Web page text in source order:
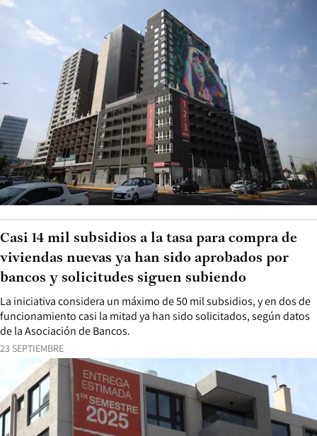
23 SEPTIEMBRE
La iniciativa considera un máximo de 50 mil subsidios, y en dos de
funcionamiento casi la mitad ya han sido solicitados, según datos
de la Asociación de Bancos.
Casi 14 mil subsidios a la tasa para compra de
viviendas nuevas ya han sido aprobados por
bancos y solicitudes siguen subiendo